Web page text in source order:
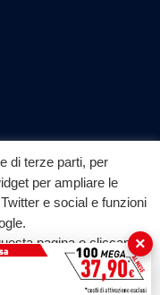
▶
riservati
di terze parti, per
per ampliare le
e social e funzioni
pagina o cliccando
all'uso dei cookie.
×